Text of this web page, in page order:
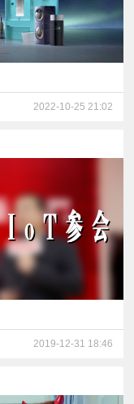
2022-10-25 21:02
2019-12-31 18:46